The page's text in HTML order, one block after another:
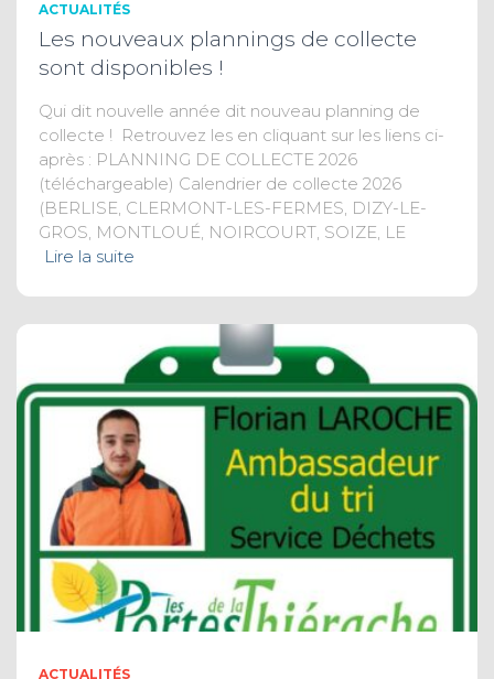
ACTUALITÉS
Les nouveaux plannings de collecte
sont disponibles !
Qui dit nouvelle année dit nouveau planning de
collecte ! Retrouvez les en cliquant sur les liens ci-
après : PLANNING DE COLLECTE 2026
(téléchargeable) Calendrier de collecte 2026
(BERLISE, CLERMONT-LES-FERMES, DIZY-LE-
GROS, MONTLOUÉ, NOIRCOURT, SOIZE, LE
Lire la suite
ACTUALITÉS